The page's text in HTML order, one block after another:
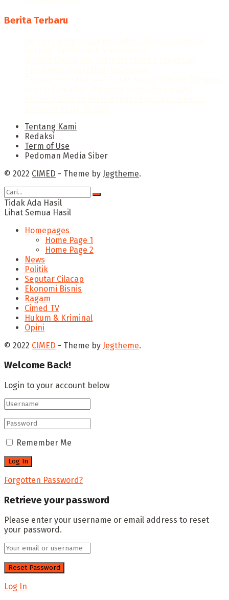
Berita Terbaru
Tentang Kami
Redaksi
Term of Use
Pedoman Media Siber
© 2022 CIMED - Theme by Jegtheme.
Tidak Ada Hasil
Lihat Semua Hasil
Homepages
Home Page 1
Home Page 2
News
Politik
Seputar Cilacap
Ekonomi Bisnis
Ragam
Cimed TV
Hukum & Kriminal
Opini
© 2022 CIMED - Theme by Jegtheme.
Welcome Back!
Login to your account below
Remember Me
Forgotten Password?
Retrieve your password
Please enter your username or email address to reset
your password.
Log In